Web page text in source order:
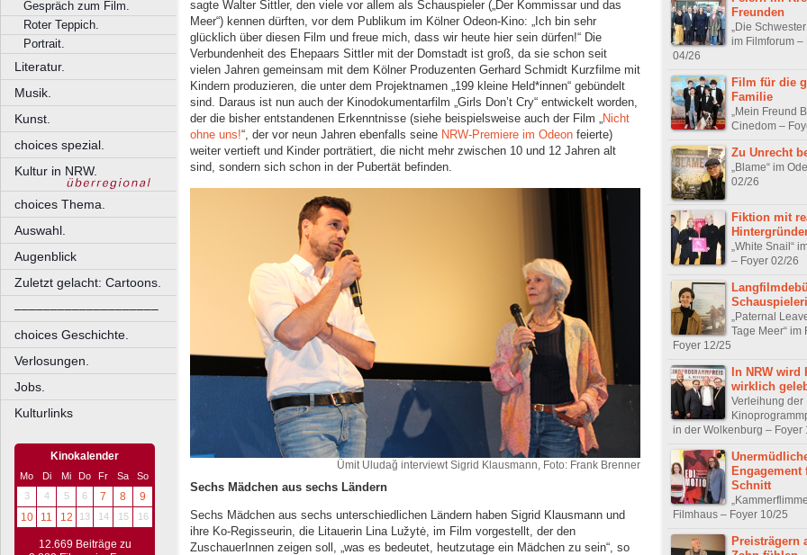
Gespräch zum Film.
Roter Teppich.
Portrait.
Literatur.
Musik.
Kunst.
choices spezial.
Kultur in NRW.
choices Thema.
Auswahl.
Augenblick
Zuletzt gelacht: Cartoons.
––––––––––––––––––––
choices Geschichte.
Verlosungen.
Jobs.
Kulturlinks
Kinokalender
Mo Di Mi Do Fr Sa
So
3
4 5 6 7 8
9
10
11 12 13 14 15 16
12.669 Beiträge zu
sagte Walter Sittler, den viele vor allem als Schauspieler („Der Kommissar und das
Meer“) kennen dürften, vor dem Publikum im Kölner Odeon-Kino: „Ich bin sehr
glücklich über diesen Film und freue mich, dass wir heute hier sein dürfen!“ Die
Verbundenheit des Ehepaars Sittler mit der Domstadt ist groß, da sie schon seit
vielen Jahren gemeinsam mit dem Kölner Produzenten Gerhard Schmidt Kurzfilme mit
Kindern produzieren, die unter dem Projektnamen „199 kleine Held*innen“ gebündelt
sind. Daraus ist nun auch der Kinodokumentarfilm „Girls Don’t Cry“ entwickelt worden,
der die bisher entstandenen Erkenntnisse (siehe beispielsweise auch der Film „Nicht
ohne uns!“, der vor neun Jahren ebenfalls seine NRW-Premiere im Odeon feierte)
weiter vertieft und Kinder porträtiert, die nicht mehr zwischen 10 und 12 Jahren alt
sind, sondern sich schon in der Pubertät befinden.
Ümit Uludağ interviewt Sigrid Klausmann, Foto: Frank Brenner
Sechs Mädchen aus sechs Ländern
Sechs Mädchen aus sechs unterschiedlichen Ländern haben Sigrid Klausmann und
ihre Ko-Regisseurin, die Litauerin Lina Lužytė, im Film vorgestellt, der den
ZuschauerInnen zeigen soll, „was es bedeutet, heutzutage ein Mädchen zu sein“, so
Freunden
„Die
im Filmforum –
04/26
Film für die
Familie
„Mein Freund
Cinedom –
Zu Unrecht
„Blame“ im
02/26
Fiktion mit
„White Snail“
– Foyer 02/26
„Paternal
Tage Meer“ im
Foyer 12/25
In NRW wird
wirklich
Verleihung der
in der Wolkenburg – Foyer
Engagement
Schnitt
Filmhaus – Foyer 10/25
Preisträgern